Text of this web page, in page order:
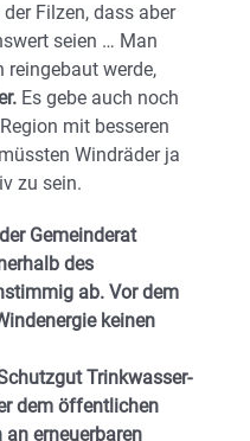
Filzen, dass aber
seien … Man
reingebaut werde,
Es gebe auch noch
mit besseren
Windräder ja
zu sein.
Gemeinderat
des
ab. Vor dem
keinen
Trinkwasser-
dem öffentlichen
erneuerbaren